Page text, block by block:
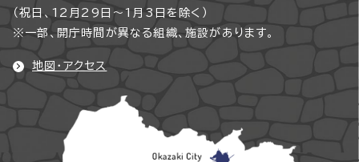
（祝日、12月29日～1月3日を除く）
※一部、開庁時間が異なる組織、施設があります。
地図・アクセス